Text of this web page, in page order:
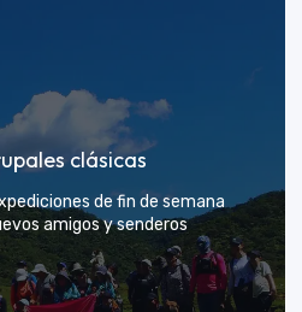
clásicas
de fin de semana
amigos y senderos